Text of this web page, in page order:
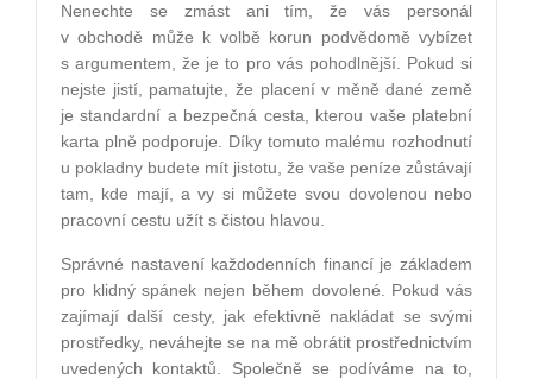
Nenechte se zmást ani tím, že vás personál
v obchodě může k volbě korun podvědomě vybízet
s argumentem, že je to pro vás pohodlnější. Pokud si
nejste jistí, pamatujte, že placení v měně dané země
je standardní a bezpečná cesta, kterou vaše platební
karta plně podporuje. Díky tomuto malému rozhodnutí
u pokladny budete mít jistotu, že vaše peníze zůstávají
tam, kde mají, a vy si můžete svou dovolenou nebo
pracovní cestu užít s čistou hlavou.
Správné nastavení každodenních financí je základem
pro klidný spánek nejen během dovolené. Pokud vás
zajímají další cesty, jak efektivně nakládat se svými
prostředky, neváhejte se na mě obrátit prostřednictvím
uvedených kontaktů. Společně se podíváme na to,